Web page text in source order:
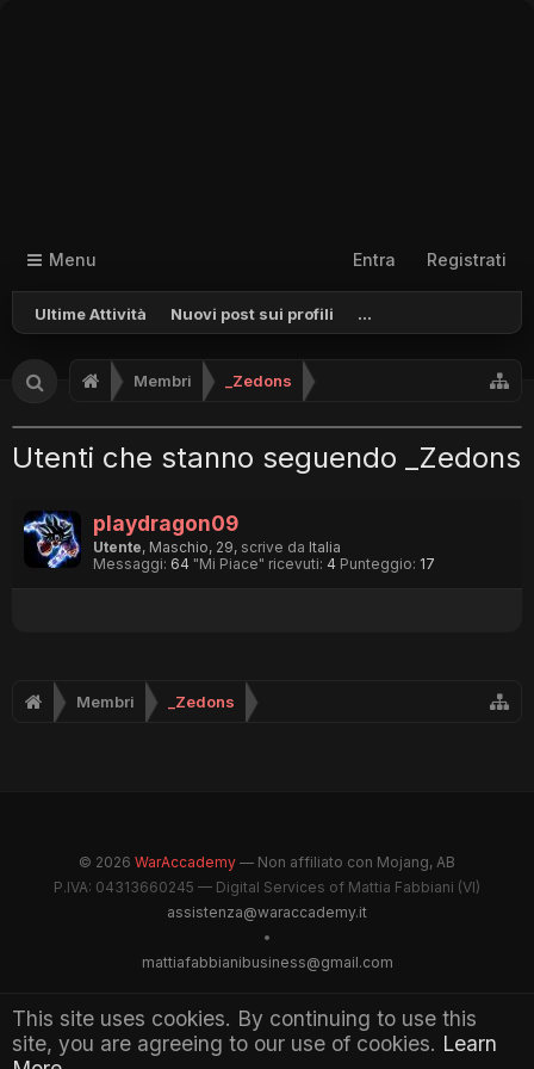
Menu
Ultime Attività Nuovi post sui profili ...
Entra Registrati
Membri _Zedons
This site uses cookies. By continuing to use this
site, you are agreeing to our use of cookies. Learn
Utenti che stanno seguendo _Zedons
playdragon09
Utente, Maschio, 29, scrive da Italia
Messaggi: 64 "Mi Piace" ricevuti: 4 Punteggio: 17
Membri _Zedons
© 2026 WarAccademy — Non affiliato con Mojang, AB
P.IVA: 04313660245 — Digital Services of Mattia Fabbiani (VI)
assistenza@waraccademy.it
•
mattiafabbianibusiness@gmail.com
@GhostFabbyz
Maintained by WarAccademy Administrators